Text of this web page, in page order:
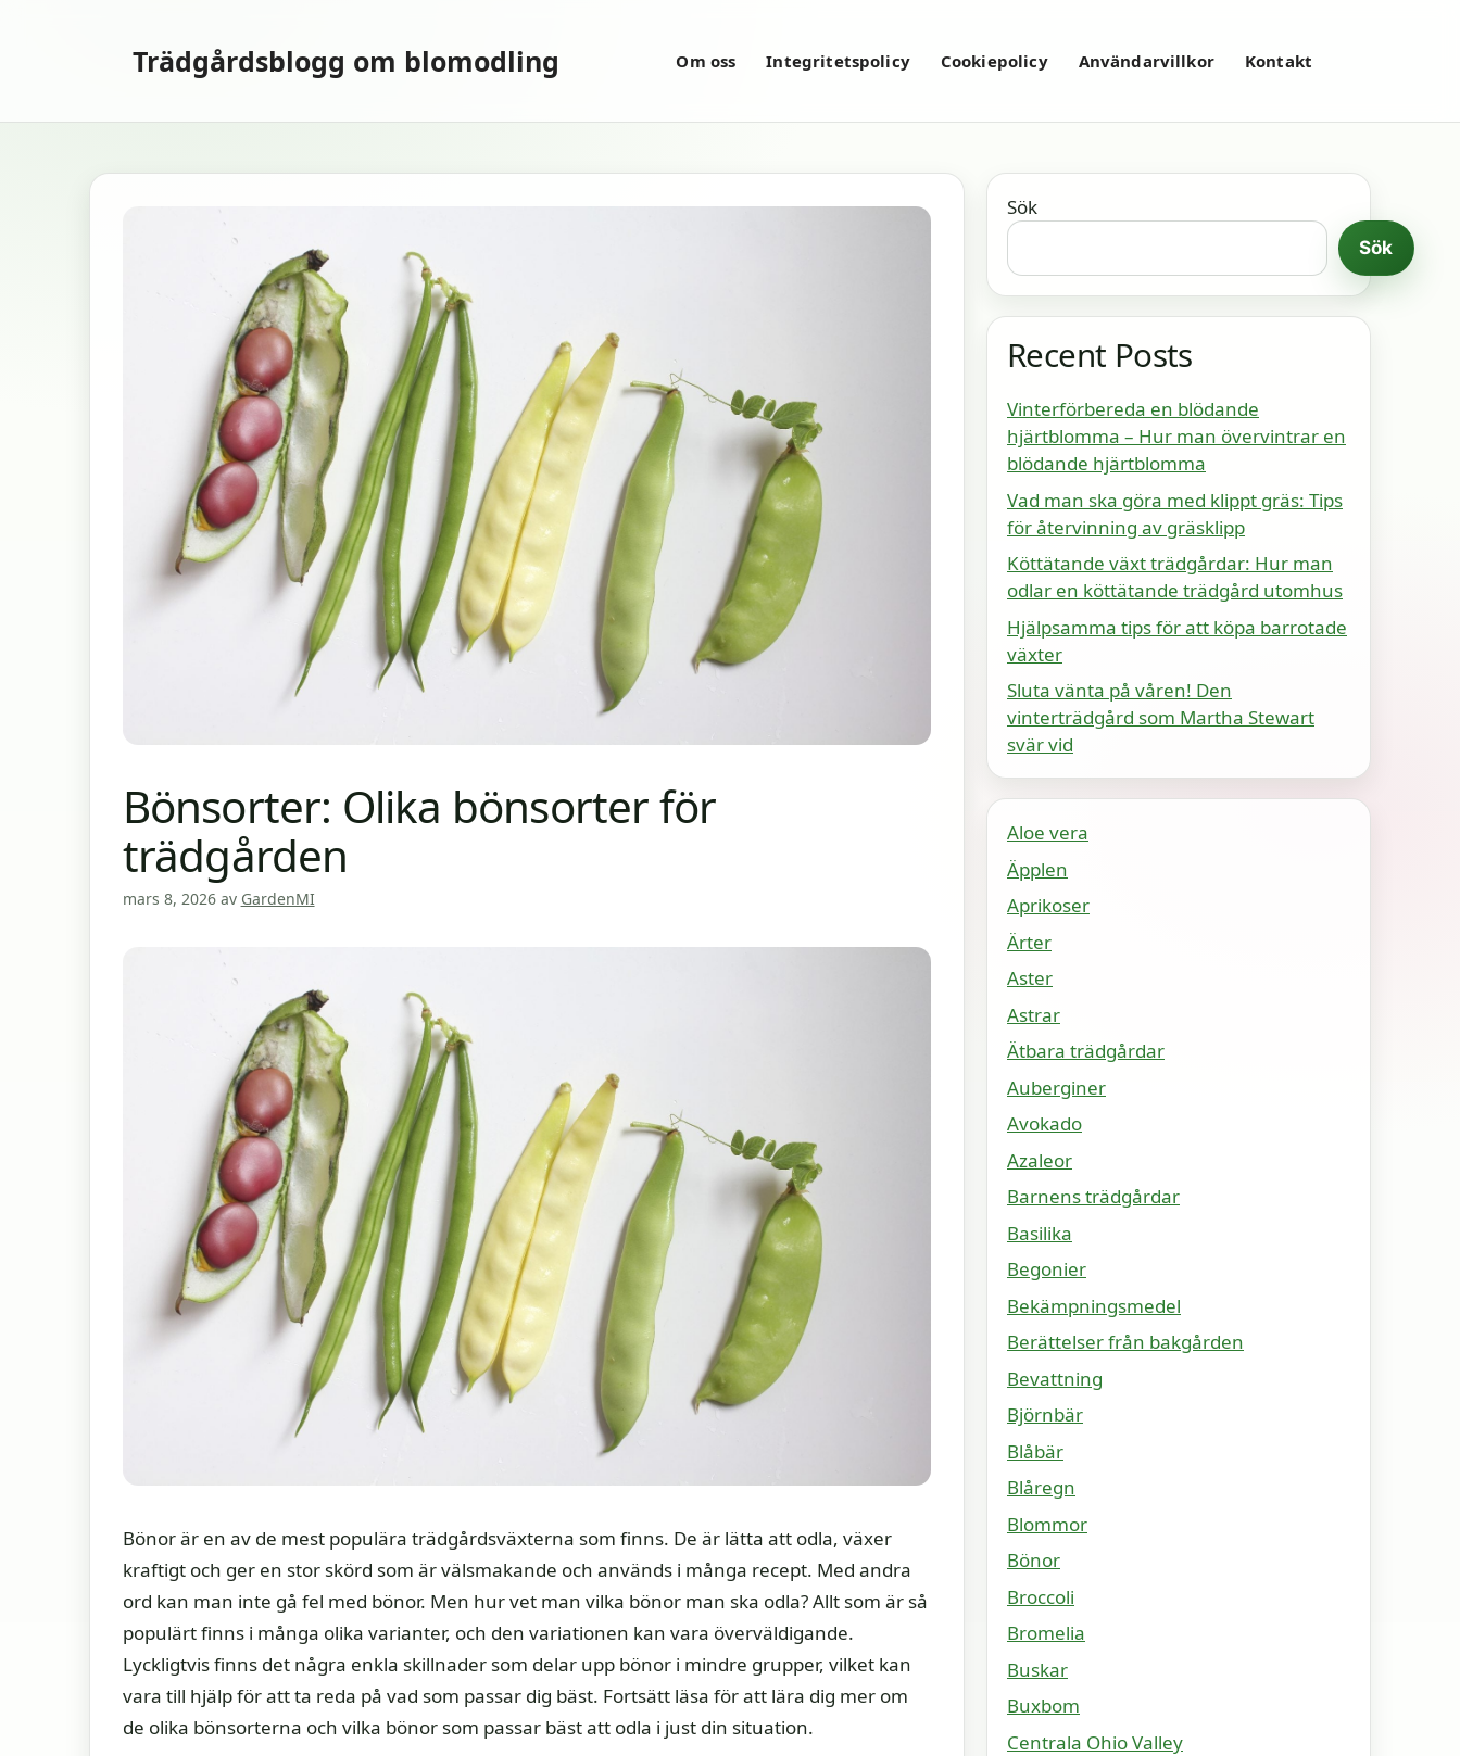
Trädgårdsblogg om blomodling Om oss Integritetspolicy Cookiepolicy Användarvillkor Kontakt
Bönsorter: Olika bönsorter för
trädgården
mars 8, 2026 av GardenMI
Bönor är en av de mest populära trädgårdsväxterna som finns. De är lätta att odla, växer
kraftigt och ger en stor skörd som är välsmakande och används i många recept. Med andra
ord kan man inte gå fel med bönor. Men hur vet man vilka bönor man ska odla? Allt som är så
populärt finns i många olika varianter, och den variationen kan vara överväldigande.
Lyckligtvis finns det några enkla skillnader som delar upp bönor i mindre grupper, vilket kan
vara till hjälp för att ta reda på vad som passar dig bäst. Fortsätt läsa för att lära dig mer om
de olika bönsorterna och vilka bönor som passar bäst att odla i just din situation.
Sök
Sök
Recent Posts
Vinterförbereda en blödande
hjärtblomma – Hur man övervintrar en
blödande hjärtblomma
Vad man ska göra med klippt gräs: Tips
för återvinning av gräsklipp
Köttätande växt trädgårdar: Hur man
odlar en köttätande trädgård utomhus
Hjälpsamma tips för att köpa barrotade
växter
Sluta vänta på våren! Den
vinterträdgård som Martha Stewart
svär vid
Aloe vera
Äpplen
Aprikoser
Ärter
Aster
Astrar
Ätbara trädgårdar
Auberginer
Avokado
Azaleor
Barnens trädgårdar
Basilika
Begonier
Bekämpningsmedel
Berättelser från bakgården
Bevattning
Björnbär
Blåbär
Blåregn
Blommor
Bönor
Broccoli
Bromelia
Buskar
Buxbom
Centrala Ohio Valley